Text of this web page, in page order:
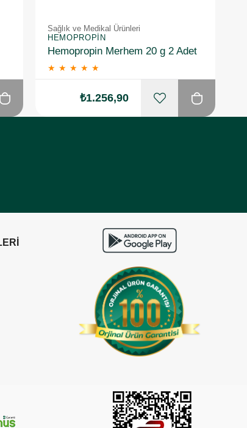
Sağlık ve Medikal Ürünleri
HEMOPROPIN
Hemopropin Merhem 20 g 2 Adet
★ ★ ★ ★ ★
₺1.256,90